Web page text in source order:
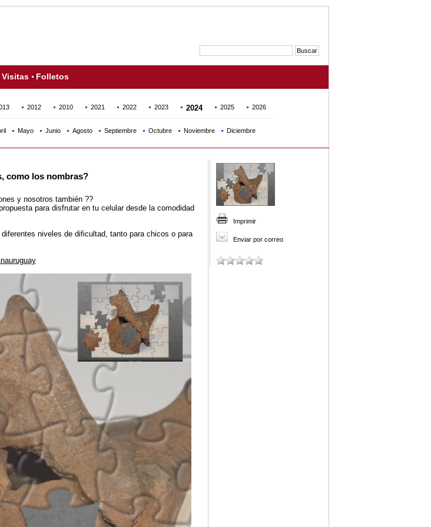
Visitas Folletos
2012 2010 2021 2022 2023 2024 2025 2026
Mayo Junio Agosto Septiembre Octubre Noviembre Diciembre
como los nombras?
y nosotros también ??
para disfrutar en tu celular desde la comodidad
niveles de dificultad, tanto para chicos o para
Imprimir
Enviar por correo